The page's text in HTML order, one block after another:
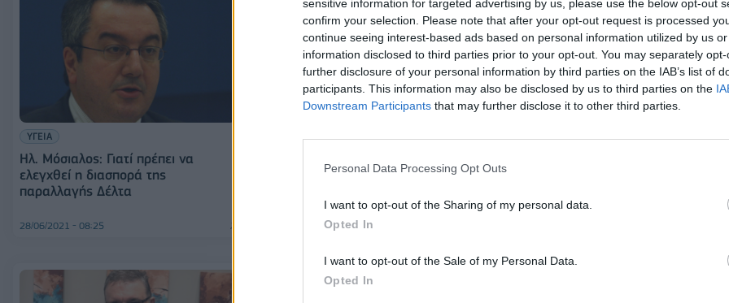
sensitive information for targeted advertising by us, please use the below opt-out
confirm your selection. Please note that after your opt-out request is processed
continue seeing interest-based ads based on personal information utilized by us
information disclosed to third parties prior to your opt-out. You may separately
further disclosure of your personal information by third parties on the IAB’s list of
participants. This information may also be disclosed by us to third parties on the
Downstream Participants that may further disclose it to other third parties.
Personal Data Processing Opt Outs
I want to opt-out of the Sharing of my personal data.
Opted In
I want to opt-out of the Sale of my Personal Data.
Opted In
ΥΓΕΙΑ
Ηλ. Μόσιαλος: Γιατί πρέπει να
ελεγχθεί η διασπορά της
παραλλαγής Δέλτα
28/06/2021 - 08:25
ΚΟΣΜΟΣ
εισόδου των Βρετανών λόγω
28/06/2021 - 07:54
για ινδική μετάλλαξη